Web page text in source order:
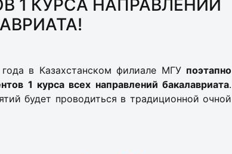
1 КУРСА НАПРАВЛЕНИЙ
в Казахстанском филиале МГУ поэтапно
1 курса всех направлений бакалавриата.
будет проводиться в традиционной очной